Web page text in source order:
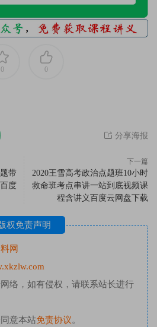
0 0
分享海报
带
度
下一篇
2020王雪高考政治点题班10小时
救命班考点串讲一站到底视频课
程含讲义百度云网盘下载
权免责声明
网
络，如有侵权，请联系站长进行
意本站免责协议。